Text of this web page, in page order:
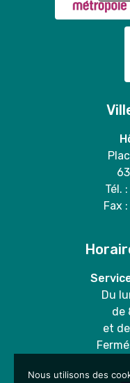
Tél.
Fax
Du
de
et
Nous utilisons des